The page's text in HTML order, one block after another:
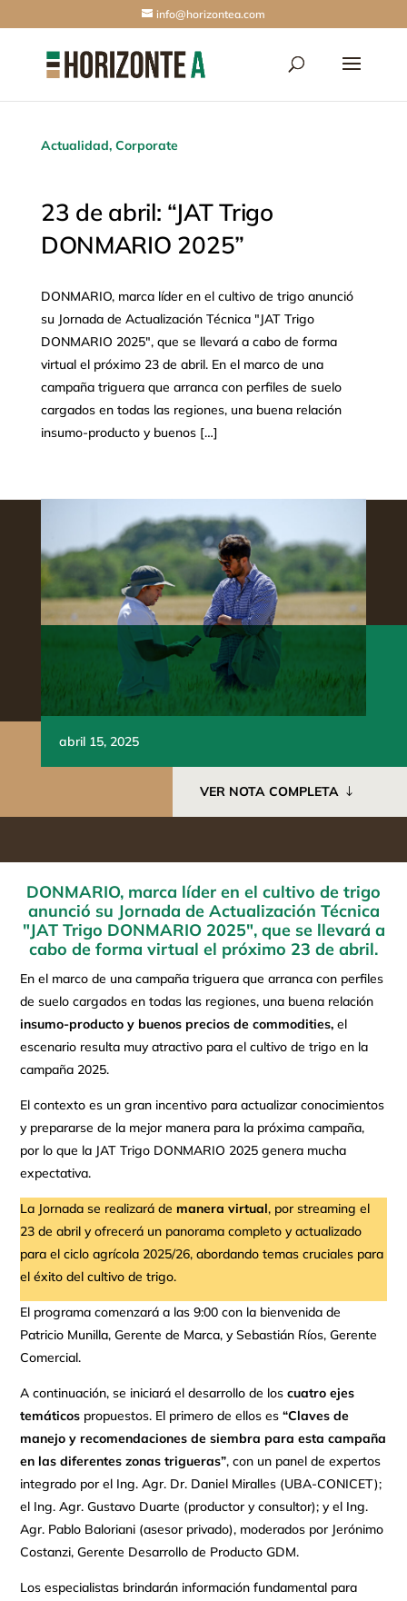
info@horizontea.com
Actualidad, Corporate
23 de abril: “JAT Trigo
DONMARIO 2025”
DONMARIO, marca líder en el cultivo de trigo anunció
su Jornada de Actualización Técnica "JAT Trigo
DONMARIO 2025", que se llevará a cabo de forma
virtual el próximo 23 de abril. En el marco de una
campaña triguera que arranca con perfiles de suelo
cargados en todas las regiones, una buena relación
insumo-producto y buenos […]
abril 15, 2025
VER NOTA COMPLETA
DONMARIO, marca líder en el cultivo de trigo
anunció su Jornada de Actualización Técnica
"JAT Trigo DONMARIO 2025", que se llevará a
cabo de forma virtual el próximo 23 de abril.
En el marco de una campaña triguera que arranca con perfiles
de suelo cargados en todas las regiones, una buena relación
insumo-producto y buenos precios de commodities, el
escenario resulta muy atractivo para el cultivo de trigo en la
campaña 2025.
El contexto es un gran incentivo para actualizar conocimientos
y prepararse de la mejor manera para la próxima campaña,
por lo que la JAT Trigo DONMARIO 2025 genera mucha
expectativa.
La Jornada se realizará demanera virtual, por streaming el
23 de abril y ofrecerá un panorama completo y actualizado
para el ciclo agrícola 2025/26, abordando temas cruciales para
el éxito del cultivo de trigo.
El programa comenzará a las 9:00 con la bienvenida de
Patricio Munilla, Gerente de Marca, y Sebastián Ríos, Gerente
Comercial.
A continuación, se iniciará el desarrollo de loscuatro ejes
temáticos propuestos. El primero de ellos es“Claves de
manejo y recomendaciones de siembra para esta campaña
en las diferentes zonas trigueras”, con un panel de expertos
integrado por el Ing. Agr. Dr. Daniel Miralles (UBA-CONICET);
el Ing. Agr. Gustavo Duarte (productor y consultor); y el Ing.
Agr. Pablo Baloriani (asesor privado), moderados por Jerónimo
Costanzi, Gerente Desarrollo de Producto GDM.
Los especialistas brindarán información fundamental para